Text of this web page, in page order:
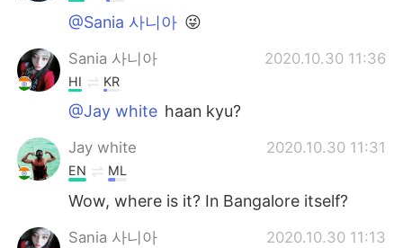
@Sania 사니아 😜
Sania 사니아 2020.10.30 11:36
HI KR
@Jay white haan kyu?
Jay white 2020.10.30 11:31
EN ML
Wow, where is it? In Bangalore itself?
Sania 사니아 2020.10.30 11:13